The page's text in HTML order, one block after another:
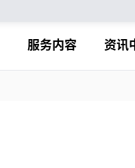
服务内容 资讯